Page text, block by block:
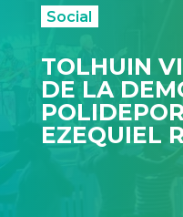
Social
TOLHUIN
DE LA
EZEQUIEL